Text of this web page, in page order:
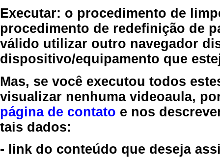
Executar: o procedimento de
procedimento de redefinição de
válido utilizar outro navegador
dispositivo/equipamento que
Mas, se você executou todos
visualizar nenhuma videoaula,
página de contato e nos
tais dados:
- link do conteúdo que deseja